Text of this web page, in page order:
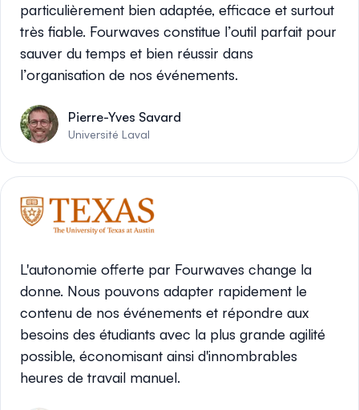
particulièrement bien adaptée, efficace et surtout
très fiable. Fourwaves constitue l’outil parfait pour
sauver du temps et bien réussir dans
l’organisation de nos événements.
Pierre-Yves Savard
Université Laval
L'autonomie offerte par Fourwaves change la
donne. Nous pouvons adapter rapidement le
contenu de nos événements et répondre aux
besoins des étudiants avec la plus grande agilité
possible, économisant ainsi d'innombrables
heures de travail manuel.